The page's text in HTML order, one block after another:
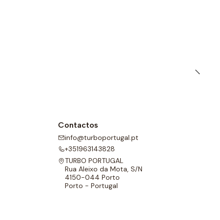
Contactos
info@turboportugal.pt
+351963143828
TURBO PORTUGAL
Rua Aleixo da Mota, S/N
4150-044 Porto
Porto - Portugal